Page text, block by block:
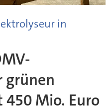
in
grünen
Mio. Euro